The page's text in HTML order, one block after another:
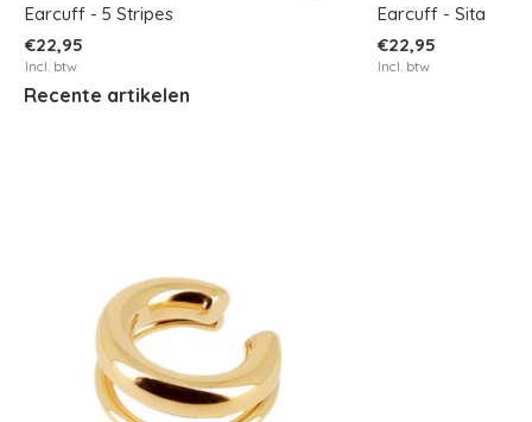
Earcuff - 5 Stripes
€22,95
Incl. btw
Earcuff - Sita
€22,95
Incl. btw
Recente artikelen